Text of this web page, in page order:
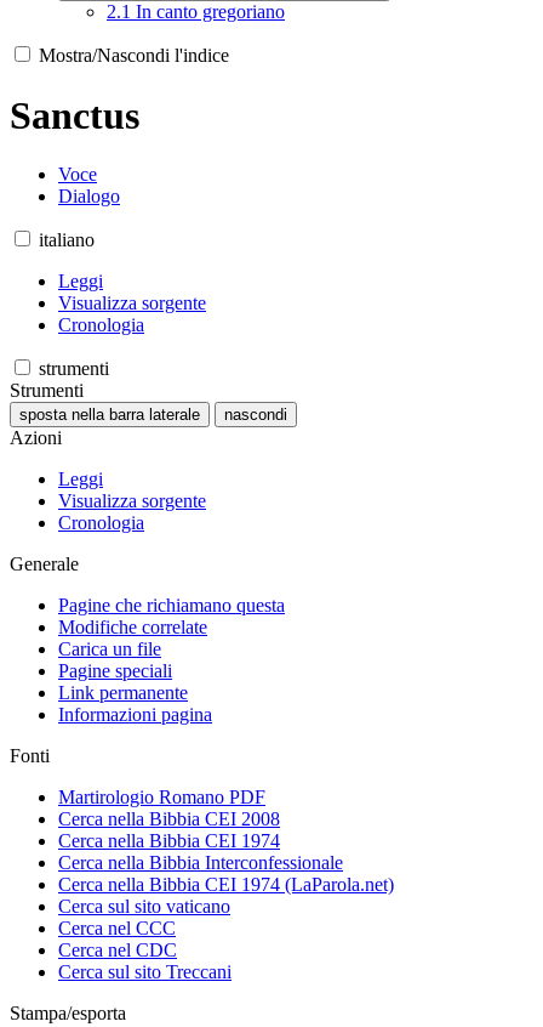
2.1 In canto gregoriano
Mostra/Nascondi l'indice
Sanctus
Voce
Dialogo
italiano
Leggi
Visualizza sorgente
Cronologia
strumenti
Strumenti
sposta nella barra laterale nascondi
Azioni
Leggi
Visualizza sorgente
Cronologia
Generale
Pagine che richiamano questa
Modifiche correlate
Carica un file
Pagine speciali
Link permanente
Informazioni pagina
Fonti
Martirologio Romano PDF
Cerca nella Bibbia CEI 2008
Cerca nella Bibbia CEI 1974
Cerca nella Bibbia Interconfessionale
Cerca nella Bibbia CEI 1974 (LaParola.net)
Cerca sul sito vaticano
Cerca nel CCC
Cerca nel CDC
Cerca sul sito Treccani
Stampa/esporta